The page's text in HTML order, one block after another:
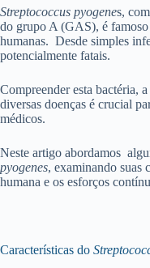
Streptococcus pyogenes,
do grupo A (GAS), é
humanas. Desde simples
potencialmente fatais.
Compreender esta bactéria,
diversas doenças é crucial
médicos.
Neste artigo abordamos
pyogenes, examinando suas
humana e os esforços
Características do